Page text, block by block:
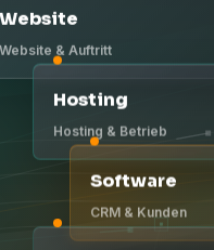
Website
Website & Auftritt
Hosting
Hosting & Betrieb
Software
CRM & Kunden